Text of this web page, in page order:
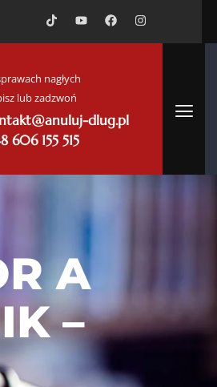
nagłych
lub zadzwoń
dlug.pl
606 155 515
A
–